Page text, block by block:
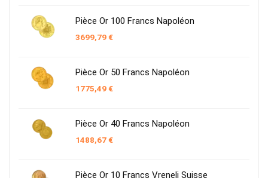
Pièce Or 100 Francs Napoléon
3699,79€
Pièce Or 50 Francs Napoléon
1775,49€
Pièce Or 40 Francs Napoléon
1488,67€
Pièce Or 10 Francs Vreneli Suisse